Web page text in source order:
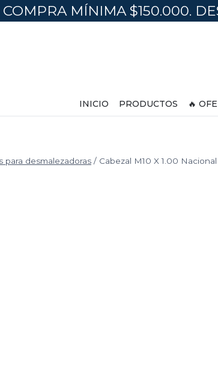
COMPRA MÍNIMA $150.000.
INICIO PRODUCTOS 🔥
para desmalezadoras / Cabezal M10 X 1.00